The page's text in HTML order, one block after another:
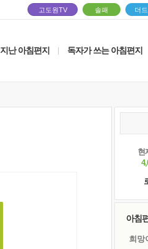
고도원TV 솔패 더
지난 아침편지 독자가 쓰는 아침편지
현
아침
희망